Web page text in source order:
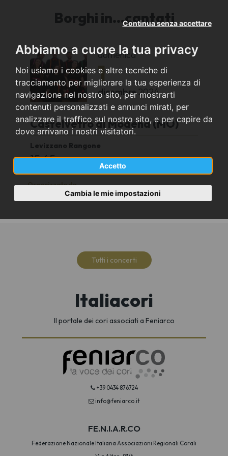
Abbiamo a cuore la tua privacy
Noi usiamo i cookies e altre tecniche di
tracciamento per migliorare la tua esperienza di
navigazione nel nostro sito, per mostrarti
contenuti personalizzati e annunci mirati, per
analizzare il traffico sul nostro sito, e per capire da
dove arrivano i nostri visitatori.
Accetto
Continua senza accettare
Cambia le mie impostazioni
Borghi in...cantati
domenica
1
dicembre 2024
Castelvetro di Modena (MO)
Levizzano Rangone
15.45
Organizzato da
Ekos Vocal Ensemble
Tutti i concerti
Italiacori
Il portale dei cori associati a Feniarco
+39 0434 876724
info@feniarco.it
FE.N.I.A.R.CO
Federazione Nazionale Italiana Associazioni Regionali Corali